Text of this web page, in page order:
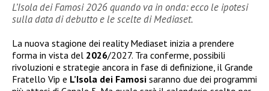
L’Isola dei Famosi 2026 quando va in onda: ecco le ipotesi
sulla data di debutto e le scelte di Mediaset.
La nuova stagione dei reality Mediaset inizia a prendere
forma in vista del 2026/2027. Tra conferme, possibili
rivoluzioni e strategie ancora in fase di definizione, il Grande
Fratello Vip e L’Isola dei Famosi saranno due dei programmi